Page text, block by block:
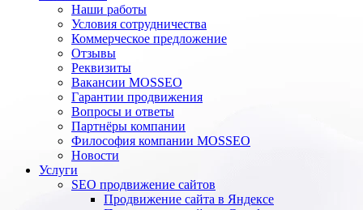
Наши работы
Условия сотрудничества
Коммерческое предложение
Отзывы
Реквизиты
Вакансии MOSSEO
Гарантии продвижения
Вопросы и ответы
Партнёры компании
Философия компании MOSSEO
Новости
Услуги
SEO продвижение сайтов
Продвижение сайта в Яндексе